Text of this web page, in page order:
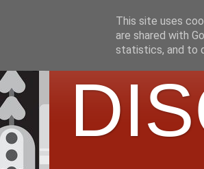
This site uses
are shared with
statistics, and to